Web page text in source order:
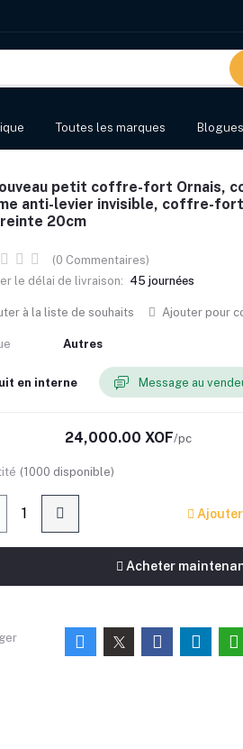
Toutes les marques Blogues
petit coffre-fort Ornais,
anti-levier invisible, coffre-
20cm
(0 Commentaires)
le délai de livraison:
45 journées
à la liste de souhaits Ajouter pour
Autres
en interne Message au
24,000.00 XOF/pc
(1000 disponible)
Acheter